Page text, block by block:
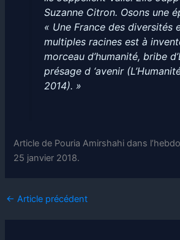
Suzanne Citron. Osons une
« Une France des diversités
multiples racines est à
morceau d’humanité, bribe
présage d ‘avenir
2014). »
Article de Pouria Amirshahi dans
25 janvier 2018.
← Article précédent